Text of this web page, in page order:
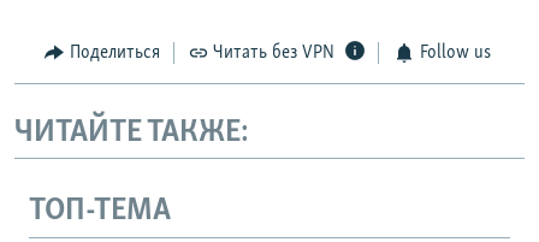
Поделиться Читать без VPN Follow us
ЧИТАЙТЕ ТАКЖЕ:
ТОП-ТЕМА